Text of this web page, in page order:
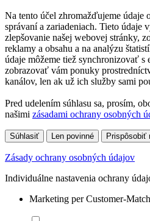
Na tento účel zhromažďujeme údaje
správaní a zariadeniach. Tieto údaje
zlepšovanie našej webovej stránky,
reklamy a obsahu a na analýzu
údaje môžeme tiež synchronizovať
zobrazovať vám ponuky
kanálov, len ak už ich služby sami
Pred udelením súhlasu sa, prosím,
našimi zásadami ochrany osobných
Súhlasiť Len povinné Prispôsobiť
Zásady ochrany osobných údajov
Individuálne nastavenia ochrany
Marketing per Customer-Match